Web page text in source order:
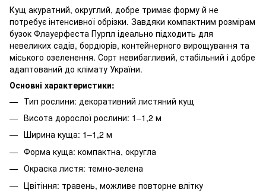
Кущ акуратний, округлий, добре тримає форму й не
потребує інтенсивної обрізки. Завдяки компактним розмірам
бузок Флауерфеста Пурпл ідеально підходить для
невеликих садів, бордюрів, контейнерного вирощування та
міського озеленення. Сорт невибагливий, стабільний і добре
адаптований до клімату України.
Основні характеристики:
Тип рослини: декоративний листяний кущ
Висота дорослої рослини: 1–1,2 м
Ширина куща: 1–1,2 м
Форма куща: компактна, округла
Окраска листя: темно-зелена
Цвітіння: травень, можливе повторне влітку